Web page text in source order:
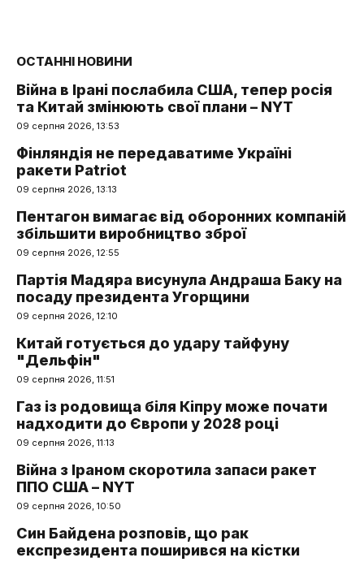
ОСТАННІ НОВИНИ
Війна в Ірані послабила США, тепер росія
та Китай змінюють свої плани – NYT
09 серпня 2026, 13:53
Фінляндія не передаватиме Україні
ракети Patriot
09 серпня 2026, 13:13
Пентагон вимагає від оборонних компаній
збільшити виробництво зброї
09 серпня 2026, 12:55
Партія Мадяра висунула Андраша Баку на
посаду президента Угорщини
09 серпня 2026, 12:10
Китай готується до удару тайфуну
"Дельфін"
09 серпня 2026, 11:51
Газ із родовища біля Кіпру може почати
надходити до Європи у 2028 році
09 серпня 2026, 11:13
Війна з Іраном скоротила запаси ракет
ППО США – NYT
09 серпня 2026, 10:50
Син Байдена розповів, що рак
експрезидента поширився на кістки